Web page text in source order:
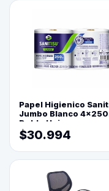
Papel Higienico
Jumbo Blanco
Doble Hoja
$30.994